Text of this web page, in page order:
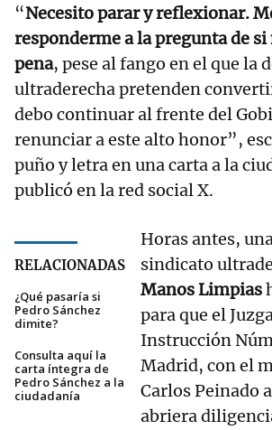
“Necesito parar y reflexionar.
responderme a la pregunta de si
pena, pese al fango en el que la
ultraderecha pretenden
debo continuar al frente del
renunciar a este alto honor”,
puño y letra en una carta a la
publicó en la red social X.
RELACIONADAS
¿Qué pasaría si
Pedro Sánchez
dimite?
Consulta aquí la
carta íntegra de
Pedro Sánchez a la
ciudadanía
Horas antes,
sindicato
Manos Limpias
para que el
Instrucción
Madrid, con el
Carlos Peinado
abriera